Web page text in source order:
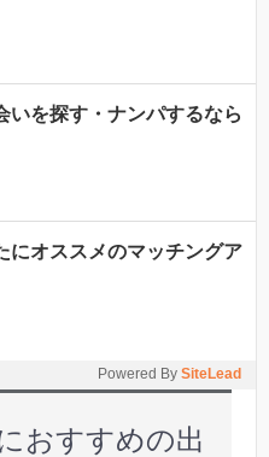
いを探す・ナンパするなら
にオススメのマッチングア
Powered By SiteLead
おすすめの出